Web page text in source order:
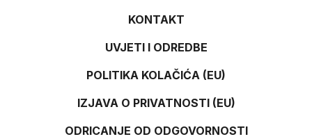
KONTAKT
UVJETI I ODREDBE
POLITIKA KOLAČIĆA (EU)
IZJAVA O PRIVATNOSTI (EU)
ODRICANJE OD ODGOVORNOSTI